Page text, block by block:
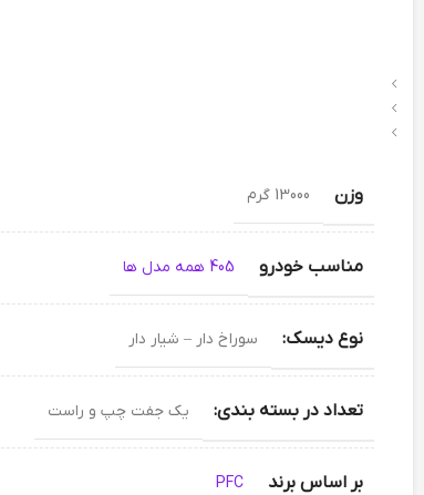
وزن 13000 گرم
مناسب خودرو 405 همه مدل ها
نوع دیسک: سوراخ دار – شیار دار
تعداد در بسته بندی: یک جفت چپ و راست
بر اساس برند PFC